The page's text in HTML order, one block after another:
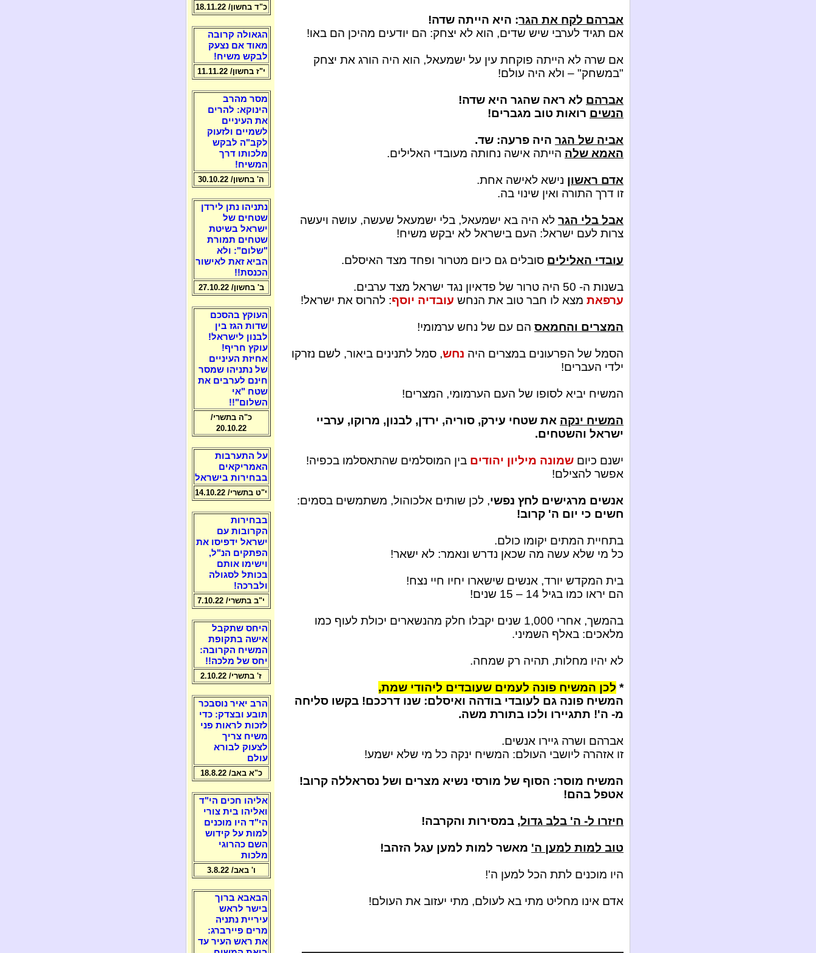
אברהם לקח את הגר: היא הייתה שדה!
אם תגיד לערבי שיש שדים, הוא לא יצחק: הם יודעים מהיכן הם באו!
אם שרה לא הייתה פוקחת עין על ישמעאל, הוא היה הורג את יצחק
"במשחק" – ולא היה עולם!
אברהם לא ראה שהגר היא שדה!
הנשים רואות טוב מגברים!
אביה של הגר היה פרעה: שד.
האמא שלה הייתה אישה נחותה מעובדי האלילים.
אדם ראשון נישא לאישה אחת.
זו דרך התורה ואין שינוי בה.
אבל בלי הגר לא היה בא ישמעאל, בלי ישמעאל שעשה, עושה ויעשה
צרות לעם ישראל: העם בישראל לא יבקש משיח!
עובדי האלילים סובלים גם כיום מטרור ופחד מצד האיסלם.
בשנות ה- 50 היה טרור של פדאיון נגד ישראל מצד ערבים.
ערפאת מצא לו חבר טוב את הנחש עובדיה יוסף: להרוס את ישראל!
המצרים והחמאס הם עם של נחש ערמומי!
הסמל של הפרעונים במצרים היה נחש, סמל לתנינים ביאור, לשם נזרקו
ילדי העברים!
המשיח יביא לסופו של העם הערמומי, המצרים!
המשיח ינקה את שטחי עירק, סוריה, ירדן, לבנון, מרוקו, ערביי
ישראל והשטחים.
ישנם כיום שמונה מיליון יהודים בין המוסלמים שהתאסלמו בכפיה!
אפשר להצילם!
אנשים מרגישים לחץ נפשי, לכן שותים אלכוהול, משתמשים בסמים:
חשים כי יום ה' קרוב!
בתחיית המתים יקומו כולם.
כל מי שלא עשה מה שכאן נדרש ונאמר: לא ישאר!
בית המקדש יורד, אנשים שישארו יחיו חיי נצח!
הם יראו כמו בגיל 14 – 15 שנים!
בהמשך, אחרי 1,000 שנים יקבלו חלק מהנשארים יכולת לעוף כמו
מלאכים: באלף השמיני.
לא יהיו מחלות, תהיה רק שמחה.
* לכן המשיח פונה לעמים שעובדים ליהודי שמת,
המשיח פונה גם לעובדי בודהה ואיסלם: שנו דרככם! בקשו סליחה
מ- ה'! תתגיירו ולכו בתורת משה.
אברהם ושרה גיירו אנשים.
זו אזהרה ליושבי העולם: המשיח ינקה כל מי שלא ישמע!
המשיח מוסר: הסוף של מורסי נשיא מצרים ושל נסראללה קרוב!
אטפל בהם!
חיזרו ל- ה' בלב גדול, במסירות והקרבה!
טוב למות למען ה' מאשר למות למען עגל הזהב!
היו מוכנים לתת הכל למען ה'!
אדם אינו מחליט מתי בא לעולם, מתי יעזוב את העולם!
כ"ד בחשון/ 18.11.22
הגאולה קרובה
מאוד אם נצעק
לבקש משיח!
י"ז בחשון/ 11.11.22
מסר מהרב
הינוקא: להרים
את העיניים
לשמיים ולזעוק
לקב"ה לבקש
מלכותו דרך
המשיח!
ה' בחשון/ 30.10.22
נתניהו נתן לירדן
שטחים של
ישראל בשיטת
שטחים תמורת
"שלום": ולא
הביא זאת לאישור
הכנסת!!
ב' בחשון/ 27.10.22
העוקץ בהסכם
שדות הגז בין
לבנון לישראל!
עוקץ חריף!
אחיזת העיניים
של נתניהו שמסר
חינם לערבים את
שטח "אי
השלום"!!
כ"ה בתשרי/
20.10.22
על התערבות
האמריקאים
בבחירות בישראל
י"ט בתשרי/ 14.10.22
בבחירות
הקרובות עם
ישראל ידפיסו את
הפתקים הנ"ל,
וישימו אותם
בכותל לסגולה
ולברכה!
י"ב בתשרי/ 7.10.22
היחס שתקבל
אישה בתקופת
המשיח הקרובה:
יחס של מלכה!!
ז' בתשרי/ 2.10.22
הרב יאיר נוסבכר
תובע ובצדק: כדי
לזכות לראות פני
משיח צריך
לצעוק לבורא
עולם
כ"א באב/ 18.8.22
אליהו חכים הי"ד
ואליהו בית צורי
הי"ד היו מוכנים
למות על קידוש
השם כהרוגי
מלכות
ו' באב/ 3.8.22
הבאבא ברוך
בישר לראש
עיריית נתניה
מרים פיירברג:
את ראש העיר עד